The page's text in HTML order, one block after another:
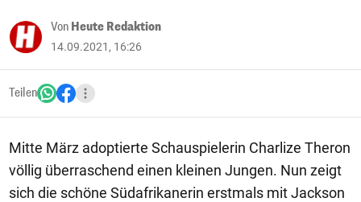
Von Heute Redaktion
14.09.2021, 16:26
Teilen
Mitte März adoptierte Schauspielerin Charlize Theron
völlig überraschend einen kleinen Jungen. Nun zeigt
sich die schöne Südafrikanerin erstmals mit Jackson